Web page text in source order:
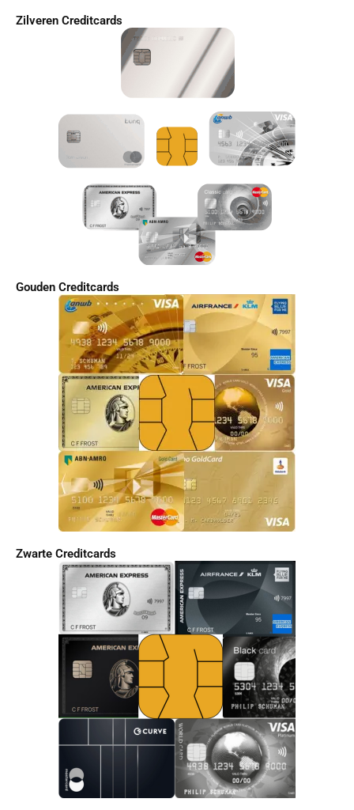
Zilveren Creditcards
Gouden Creditcards
Zwarte Creditcards